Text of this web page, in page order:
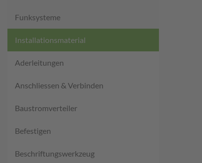
Funksysteme
Installationsmaterial
Aderleitungen
Anschliessen & Verbinden
Baustromverteiler
Befestigen
Beschriftungswerkzeug